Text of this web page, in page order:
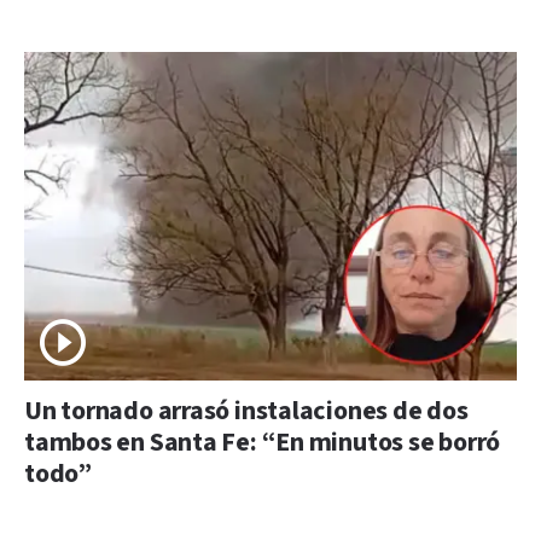
Un tornado arrasó instalaciones de dos
tambos en Santa Fe: “En minutos se borró
todo”